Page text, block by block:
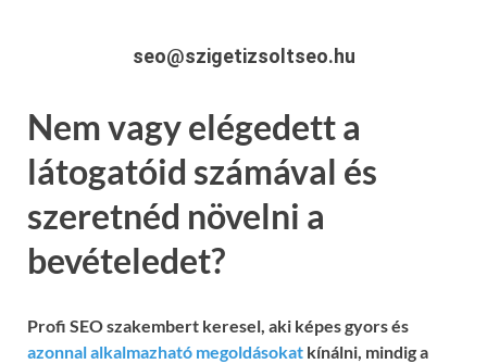
seo@szigetizsoltseo.hu
Nem vagy elégedett a
látogatóid számával és
szeretnéd növelni a
bevételedet?
Profi SEO szakembert keresel, aki képes gyors és
azonnal alkalmazható megoldásokat kínálni, mindig a